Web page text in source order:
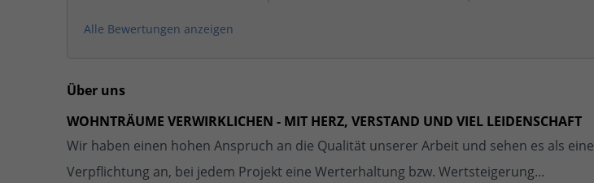
Alle Bewertungen anzeigen
Über uns
WOHNTRÄUME VERWIRKLICHEN - MIT HERZ, VERSTAND UND VIEL LEIDENSCHAFT
Wir haben einen hohen Anspruch an die Qualität unserer Arbeit und sehen es als eine
Verpflichtung an, bei jedem Projekt eine Werterhaltung bzw. Wertsteigerung...